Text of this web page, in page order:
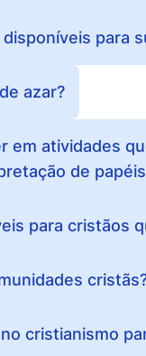
para
azar?
em atividades
de
para cristãos
cristianismo